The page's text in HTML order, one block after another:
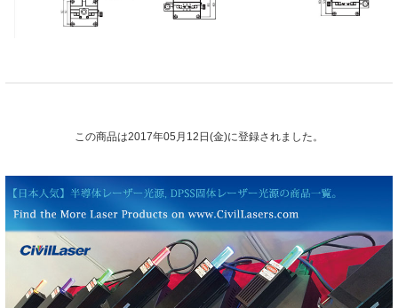
この商品は2017年05月12日(金)に登録されました。